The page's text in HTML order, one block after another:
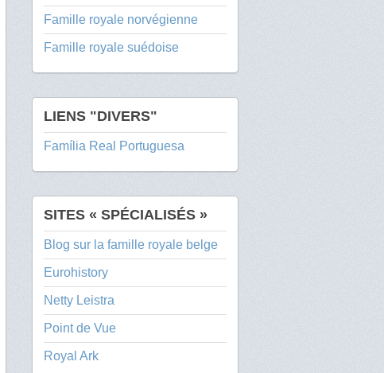
Famille royale norvégienne
Famille royale suédoise
LIENS "DIVERS"
Família Real Portuguesa
SITES « SPÉCIALISÉS »
Blog sur la famille royale belge
Eurohistory
Netty Leistra
Point de Vue
Royal Ark